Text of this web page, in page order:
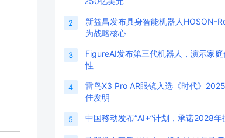
2
新益昌发布具身智能机器人HOSON-
为战略核心
3
FigureAI发布第三代机器人，演示家
性
4
雷鸟X3 Pro AR眼镜入选《时代》
佳发明
5 中国移动发布“AI+”计划，承诺2028年